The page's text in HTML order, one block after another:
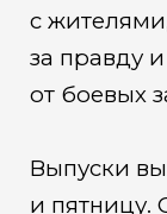
с
за правду
от боевых
Выпуски
и пятницу.